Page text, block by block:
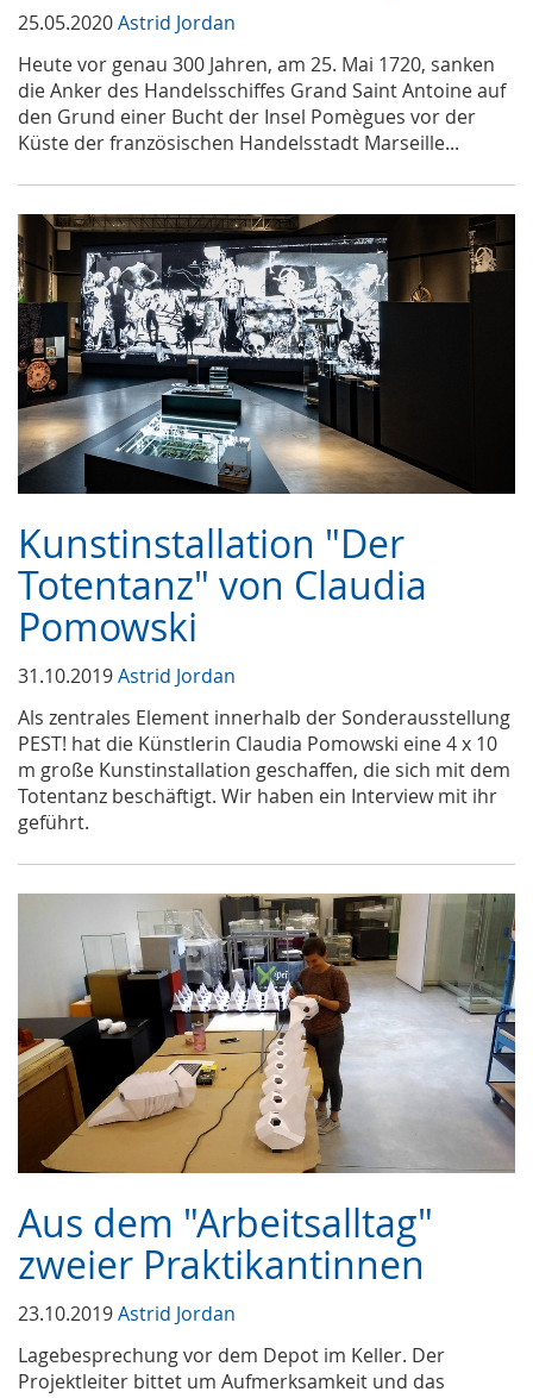
25.05.2020Astrid Jordan
Heute vor genau 300 Jahren, am 25. Mai 1720, sanken
die Anker des Handelsschiffes Grand Saint Antoine auf
den Grund einer Bucht der Insel Pomègues vor der
Küste der französischen Handelsstadt Marseille...
Kunstinstallation "Der
Totentanz" von Claudia
Pomowski
31.10.2019Astrid Jordan
Als zentrales Element innerhalb der Sonderausstellung
PEST! hat die Künstlerin Claudia Pomowski eine 4 x 10
m große Kunstinstallation geschaffen, die sich mit dem
Totentanz beschäftigt. Wir haben ein Interview mit ihr
geführt.
Aus dem "Arbeitsalltag"
zweier Praktikantinnen
23.10.2019Astrid Jordan
Lagebesprechung vor dem Depot im Keller. Der
Projektleiter bittet um Aufmerksamkeit und das